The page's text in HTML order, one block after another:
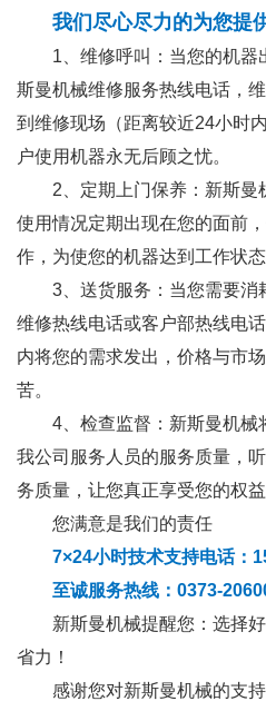
我们尽心尽力的为您提
1、维修呼叫：当您的机器
斯曼机械维修服务热线电话，
到维修现场（距离较近24小时
户使用机器永无后顾之忧。
2、定期上门保养：新斯曼
使用情况定期出现在您的面前
作，为使您的机器达到工作状态
3、送货服务：当您需要消
维修热线电话或客户部热线电
内将您的需求发出，价格与市
苦。
4、检查监督：新斯曼机械
我公司服务人员的服务质量，
务质量，让您真正享受您的权益
您满意是我们的责任
7×24小时技术支持电话：
至诚服务热线：0373-
新斯曼机械提醒您：选择好
省力！
感谢您对新斯曼机械的支持